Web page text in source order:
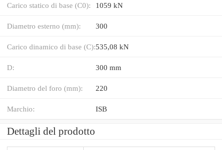
Carico statico di base (C0): 1059 kN
Diametro esterno (mm): 300
Carico dinamico di base (C):535,08 kN
D: 300 mm
Diametro del foro (mm): 220
Marchio: ISB
Dettagli del prodotto